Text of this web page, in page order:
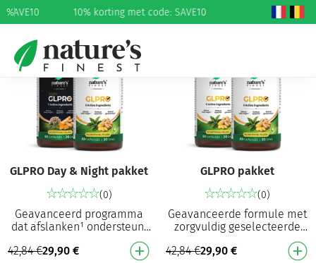
% 10% korting met code: SAVE10
30%
GLPRO Day & Night pakket
(0)
Geavanceerd programma
dat afslanken¹ ondersteunt
en helpt een natuurlijke
slaap te behouden7 GLPRO:
42,84€29,90€
GLPRO pakket
(0)
Geavanceerde formule met
zorgvuldig geselecteerde
ingrediënten die afslanken¹
ondersteunen en de eetlust
42,84€29,90€